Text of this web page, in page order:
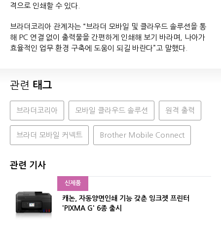
격으로 인쇄할 수 있다.
브라더코리아 관계자는 “브라더 모바일 및 클라우드 솔루션을 통
해 PC 연결 없이 출력물을 간편하게 인쇄해 보기 바라며, 나아가
효율적인 업무 환경 구축에 도움이 되길 바란다”고 말했다.
관련 태그
브라더코리아 모바일 클라우드 솔루션 원격 출력
브라더 모바일 커넥트 Brother Mobile Connect
관련 기사
신제품
캐논, 자동양면인쇄 기능 갖춘 잉크젯 프린터
'PIXMA G' 6종 출시